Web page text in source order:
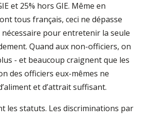
et 25% hors GIE. Même en
tous français, ceci ne dépasse
pour entretenir la seule
Quand aux non-officiers, on
- et beaucoup craignent que les
des officiers eux-mêmes ne
et d’attrait suffisant.
les statuts. Les discriminations par